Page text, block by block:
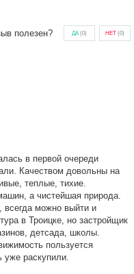
полезен? ДА(0) НЕТ (0)
в первой очереди
Качеством довольны на
теплые, тихие.
а чистейшая природа.
можно выйти и
в Троицке, но застройщик
детсада, школы.
пользуется
раскупили.